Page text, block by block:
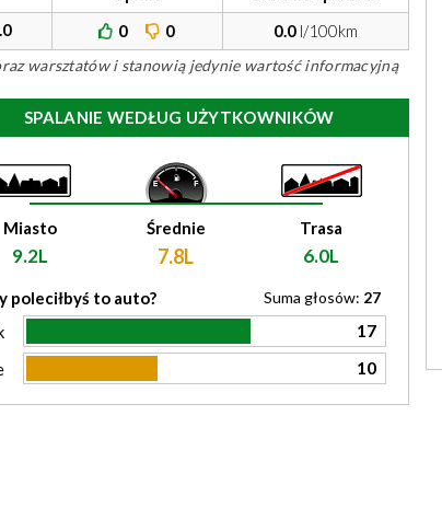
0 0 0.0 l/100km
warsztatów i stanowią jedynie wartość informacyjną
SPALANIE WEDŁUG UŻYTKOWNIKÓW
Miasto
9.2L
Średnie
7.8L
Trasa
6.0L
poleciłbyś to auto? Suma głosów: 27
17
10